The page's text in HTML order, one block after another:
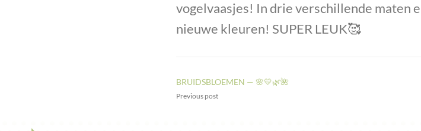
vogelvaasjes! In drie verschillende maten
nieuwe kleuren! SUPER LEUK🥰
BRUIDSBLOEMEN — 🌸💛🌿🌺
Previous post